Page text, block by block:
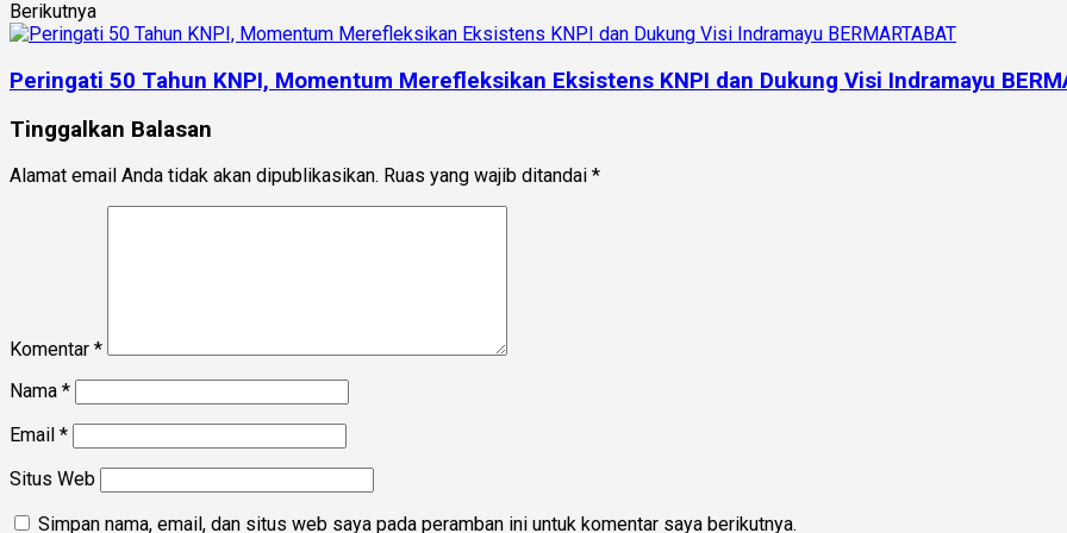
Berikutnya
Peringati 50 Tahun KNPI, Momentum Merefleksikan Eksistens KNPI dan Dukung Visi Indramayu
Tinggalkan Balasan
Alamat email Anda tidak akan dipublikasikan. Ruas yang wajib ditandai *
Komentar *
Nama *
Email *
Situs Web
Simpan nama, email, dan situs web saya pada peramban ini untuk komentar saya berikutnya.